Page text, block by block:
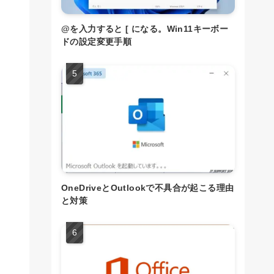
@を入力すると [ になる。Win11キーボー
ドの設定変更手順
OneDriveとOutlookで不具合が起こる理由
と対策